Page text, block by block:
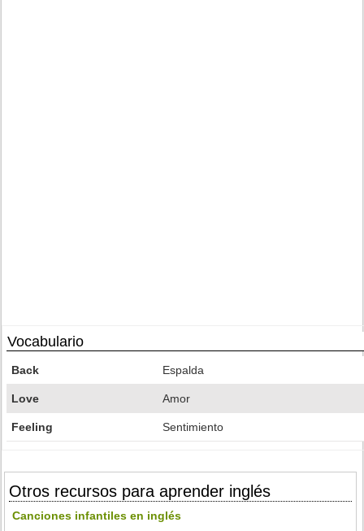
Vocabulario
Back Espalda
Love Amor
Feeling Sentimiento
Otros recursos para aprender inglés
Canciones infantiles en inglés